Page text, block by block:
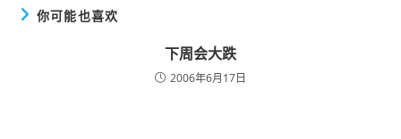
你可能也喜欢
下周会大跌
2006年6月17日